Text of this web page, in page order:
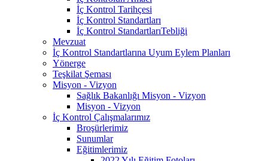
İç Kontrol Tarihçesi
İç Kontrol Standartları
İç Kontrol StandartlarıTebliği
Mevzuat
İç Kontrol Standartlarına Uyum Eylem Planları
Yönerge
Teşkilat Şeması
Misyon - Vizyon
Sağlık Bakanlığı Misyon - Vizyon
Misyon - Vizyon
İç Kontrol Çalışmalarımız
Broşürlerimiz
Sunumlar
Eğitimlerimiz